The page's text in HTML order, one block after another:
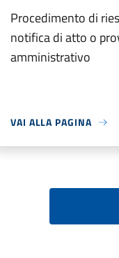
Procedimento di
notifica di atto o
amministrativo
VAI ALLA PAGINA